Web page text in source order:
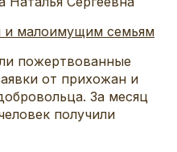
малоимущим семьям
пожертвованные
от прихожан и
За месяц
получили